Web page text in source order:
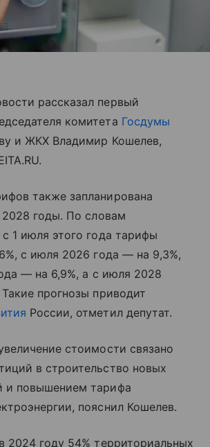
рассказал первый
комитета Госдумы
и ЖКХ Владимир Кошелев,
также запланирована
годы. По словам
1 июля этого года тарифы
с июля 2026 года — на 9,3%,
— на 6,9%, а с июля 2028
прогнозы приводит
России, отметил депутат.
стоимости связано
в строительство новых
и повышением тарифа
пояснил Кошелев.
2024 году 54% территориальных